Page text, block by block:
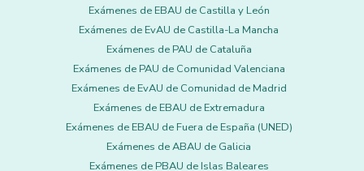
Exámenes de EBAU de Castilla y León
Exámenes de EvAU de Castilla-La Mancha
Exámenes de PAU de Cataluña
Exámenes de PAU de Comunidad Valenciana
Exámenes de EvAU de Comunidad de Madrid
Exámenes de EBAU de Extremadura
Exámenes de EBAU de Fuera de España (UNED)
Exámenes de ABAU de Galicia
Exámenes de PBAU de Islas Baleares